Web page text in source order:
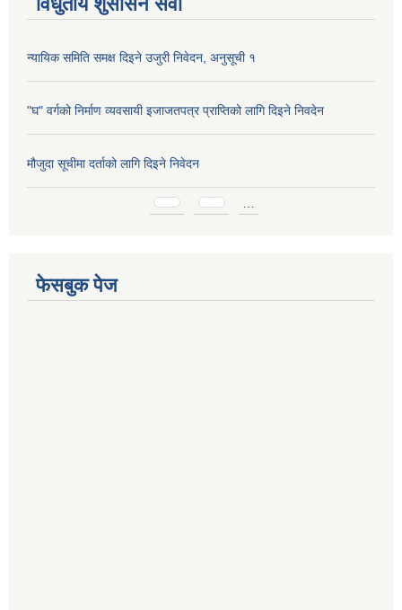
न्यायिक समिति समक्ष दिइने उजुरी निवेदन, अनुसूची १
"घ" वर्गको निर्माण व्यवसायी इजाजतपत्र प्राप्तिको लागि दिइने निवदेन
मौजुदा सूचीमा दर्ताको लागि दिइने निवेदन
फेसबुक पेज